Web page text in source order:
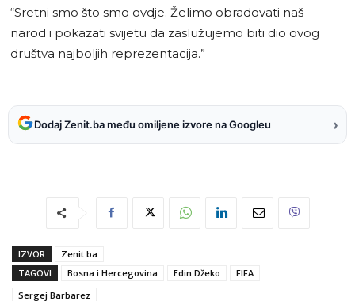
“Sretni smo što smo ovdje. Želimo obradovati naš
narod i pokazati svijetu da zaslužujemo biti dio ovog
društva najboljih reprezentacija.”
Dodaj Zenit.ba među omiljene izvore na Googleu ›
IZVOR
Zenit.ba
TAGOVI
Bosna i Hercegovina Edin Džeko
FIFA
Sergej Barbarez